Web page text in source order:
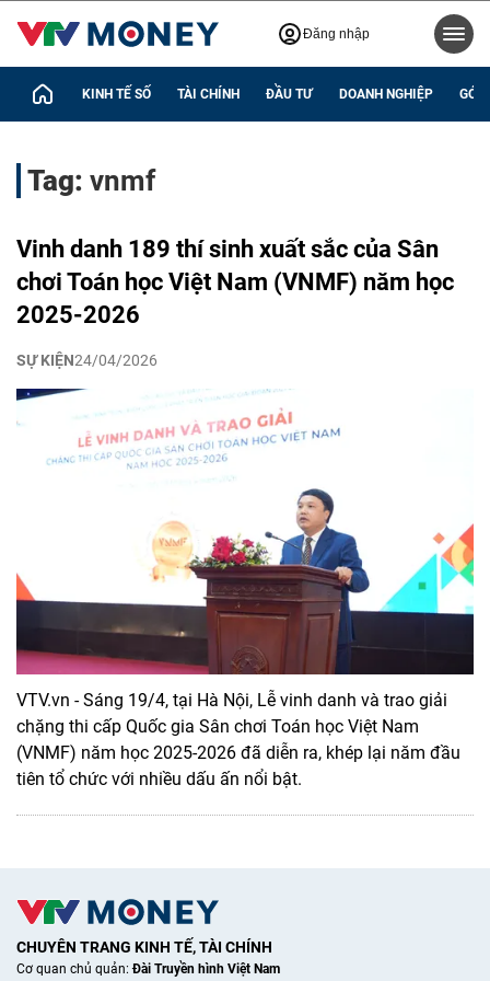
Đăng nhập
KINH TẾ SỐ TÀI CHÍNH ĐẦU TƯ DOANH NGHIỆP GÓC
Tag: vnmf
Vinh danh 189 thí sinh xuất sắc của Sân
chơi Toán học Việt Nam (VNMF) năm học
2025-2026
SỰ KIỆN24/04/2026
VTV.vn - Sáng 19/4, tại Hà Nội, Lễ vinh danh và trao giải
chặng thi cấp Quốc gia Sân chơi Toán học Việt Nam
(VNMF) năm học 2025-2026 đã diễn ra, khép lại năm đầu
tiên tổ chức với nhiều dấu ấn nổi bật.
CHUYÊN TRANG KINH TẾ, TÀI CHÍNH
Cơ quan chủ quản:Đài Truyền hình Việt Nam